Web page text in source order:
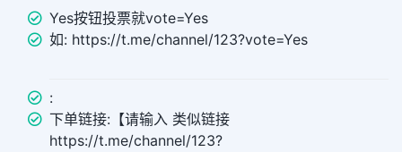
Yes按钮投票就vote=Yes
如: https://t.me/channel/123?vote=Yes
:
下单链接:【请输入 类似链接
https://t.me/channel/123?